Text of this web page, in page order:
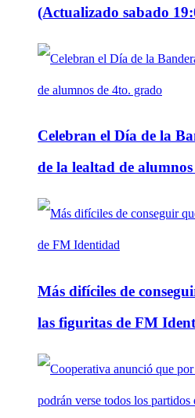
(Actualizado sabado
Celebran el Día de la
de la lealtad de
Más difíciles de
las figuritas de FM